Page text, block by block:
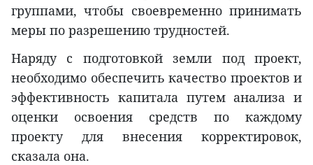
группами, чтобы своевременно принимать
меры по разрешению трудностей.
Наряду с подготовкой земли под проект,
необходимо обеспечить качество проектов и
эффективность капитала путем анализа и
оценки освоения средств по каждому
проекту для внесения корректировок,
сказала она.